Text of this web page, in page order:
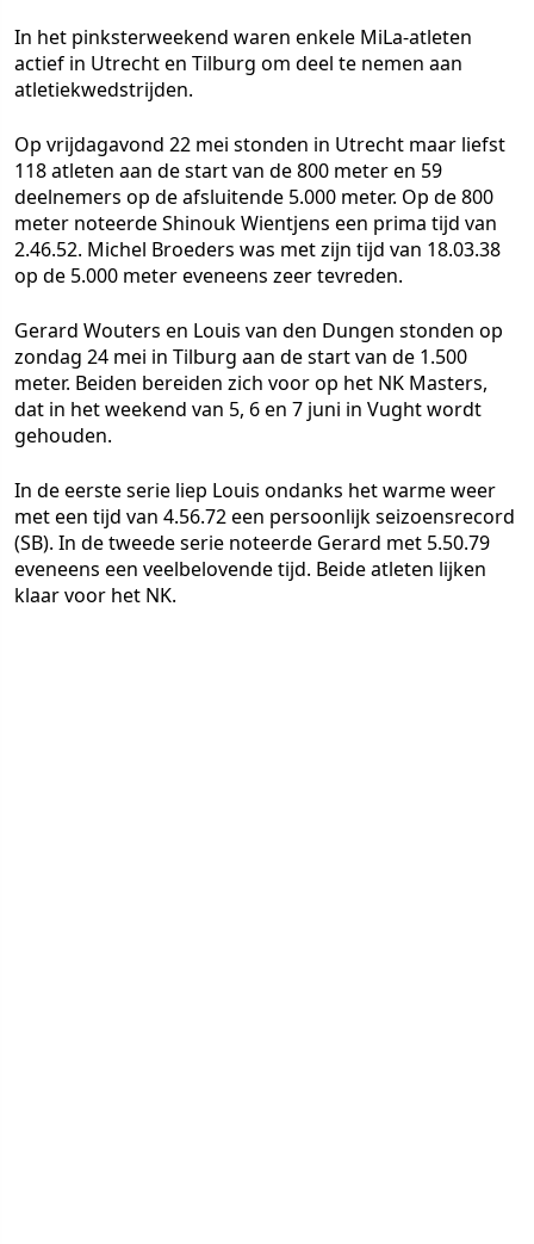
In het pinksterweekend waren enkele MiLa-atleten
actief in Utrecht en Tilburg om deel te nemen aan
atletiekwedstrijden.
Op vrijdagavond 22 mei stonden in Utrecht maar liefst
118 atleten aan de start van de 800 meter en 59
deelnemers op de afsluitende 5.000 meter. Op de 800
meter noteerde Shinouk Wientjens een prima tijd van
2.46.52. Michel Broeders was met zijn tijd van 18.03.38
op de 5.000 meter eveneens zeer tevreden.
Gerard Wouters en Louis van den Dungen stonden op
zondag 24 mei in Tilburg aan de start van de 1.500
meter. Beiden bereiden zich voor op het NK Masters,
dat in het weekend van 5, 6 en 7 juni in Vught wordt
gehouden.
In de eerste serie liep Louis ondanks het warme weer
met een tijd van 4.56.72 een persoonlijk seizoensrecord
(SB). In de tweede serie noteerde Gerard met 5.50.79
eveneens een veelbelovende tijd. Beide atleten lijken
klaar voor het NK.